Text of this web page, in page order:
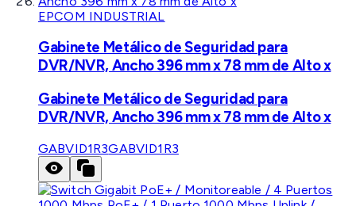
EPCOM INDUSTRIAL
Gabinete Metálico de Seguridad para
DVR/NVR, Ancho 396 mm x 78 mm de Alto x
Gabinete Metálico de Seguridad para
DVR/NVR, Ancho 396 mm x 78 mm de Alto x
GABVID1R3GABVID1R3